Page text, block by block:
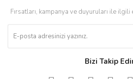
Fırsatları, kampanya ve duyuruları ile
Bizi Takip